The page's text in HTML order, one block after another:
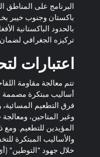
البرنامج على المناطق
باكستان وجنوب خيبر بخوا،
بالحدود الباكستانية
تركيزه الجغرافي لضمان
اعتبارات
تتم معالجة مقاومة
أساليب مبتكرة مصممة
فرق التطعيم المسائية،
وغير المتاحين، ومعالجة
المؤيدين للتطعيم. ومع
والأساليب المبتكرة
خلال جهود "التوطين" (أي